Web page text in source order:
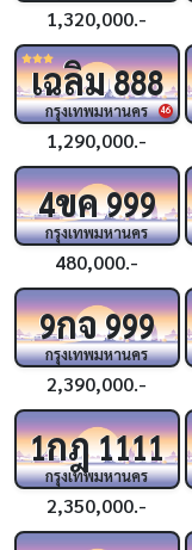
1,320,000.-
46
เฉลิม888
กรุงเทพมหานคร
1,290,000.-
4ขค999
กรุงเทพมหานคร
480,000.-
9กจ999
กรุงเทพมหานคร
2,390,000.-
1กฎ1111
กรุงเทพมหานคร
2,350,000.-